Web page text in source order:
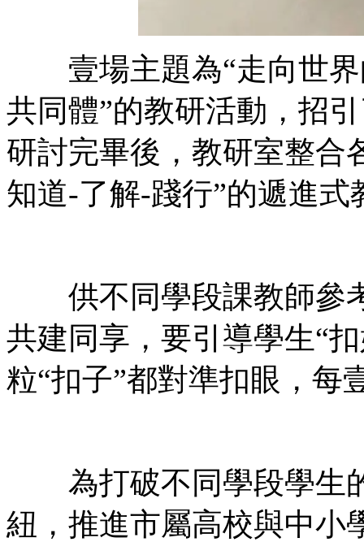
壹場主題為“走向世界
共同體”的教研活動，招
研討完畢後，教研室整合
知道-了解-踐行”的遞進式
供不同學段課教師參
共建同享，要引導學生“
粒“扣子”都對準扣眼，每
為打破不同學段學生
紐，推進市屬高校與中小